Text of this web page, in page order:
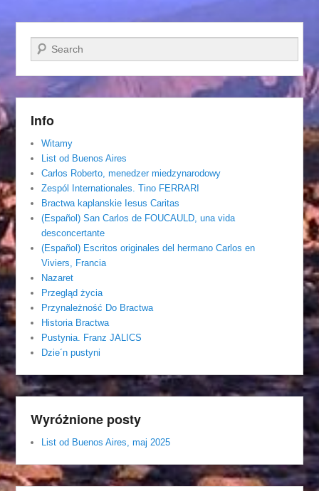
Szukaj
Info
Witamy
List od Buenos Aires
Carlos Roberto, menedzer miedzynarodowy
Zespól Internationales. Tino FERRARI
Bractwa kaplanskie Iesus Caritas
(Español) San Carlos de FOUCAULD, una vida
desconcertante
(Español) Escritos originales del hermano Carlos en
Viviers, Francia
Nazaret
Przegląd życia
Przynależność Do Bractwa
Historia Bractwa
Pustynia. Franz JALICS
Dzie´n pustyni
Wyróżnione posty
List od Buenos Aires, maj 2025